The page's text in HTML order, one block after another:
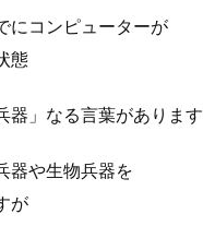
にコンピューターが
態
器」なる言葉があります
器や生物兵器を
が